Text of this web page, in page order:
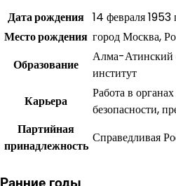
Дата рождения 14 февраля 1953
Место рождения город Москва,
Образование
Алма-Атинский
институт
Карьера
Работа в
безопасности,
Партийная
принадлежность
Справедливая